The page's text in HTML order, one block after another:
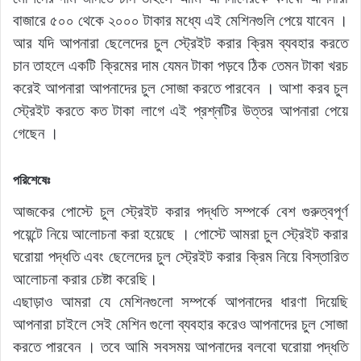
বাজারে ৫০০ থেকে ২০০০ টাকার মধ্যে এই মেশিনগুলি পেয়ে যাবেন ।
আর যদি আপনারা ছেলেদের চুল স্ট্রেইট করার ক্রিম ব্যবহার করতে
চান তাহলে একটি ক্রিমের দাম যেমন টাকা পড়বে ঠিক তেমন টাকা খরচ
করেই আপনারা আপনাদের চুল সোজা করতে পারবেন । আশা করব চুল
স্ট্রেইট করতে কত টাকা লাগে এই প্রশ্নটির উত্তর আপনারা পেয়ে
গেছেন ।
পরিশেষেঃ
আজকের পোস্টে চুল স্ট্রেইট করার পদ্ধতি সম্পর্কে বেশ গুরুত্বপূর্ণ
পয়েন্টে নিয়ে আলোচনা করা হয়েছে । পোস্টে আমরা চুল স্ট্রেইট করার
ঘরোয়া পদ্ধতি এবং ছেলেদের চুল স্ট্রেইট করার ক্রিম নিয়ে বিস্তারিত
আলোচনা করার চেষ্টা করেছি।
এছাড়াও আমরা যে মেশিনগুলো সম্পর্কে আপনাদের ধারণা দিয়েছি
আপনারা চাইলে সেই মেশিন গুলো ব্যবহার করেও আপনাদের চুল সোজা
করতে পারবেন । তবে আমি সবসময় আপনাদের বলবো ঘরোয়া পদ্ধতি